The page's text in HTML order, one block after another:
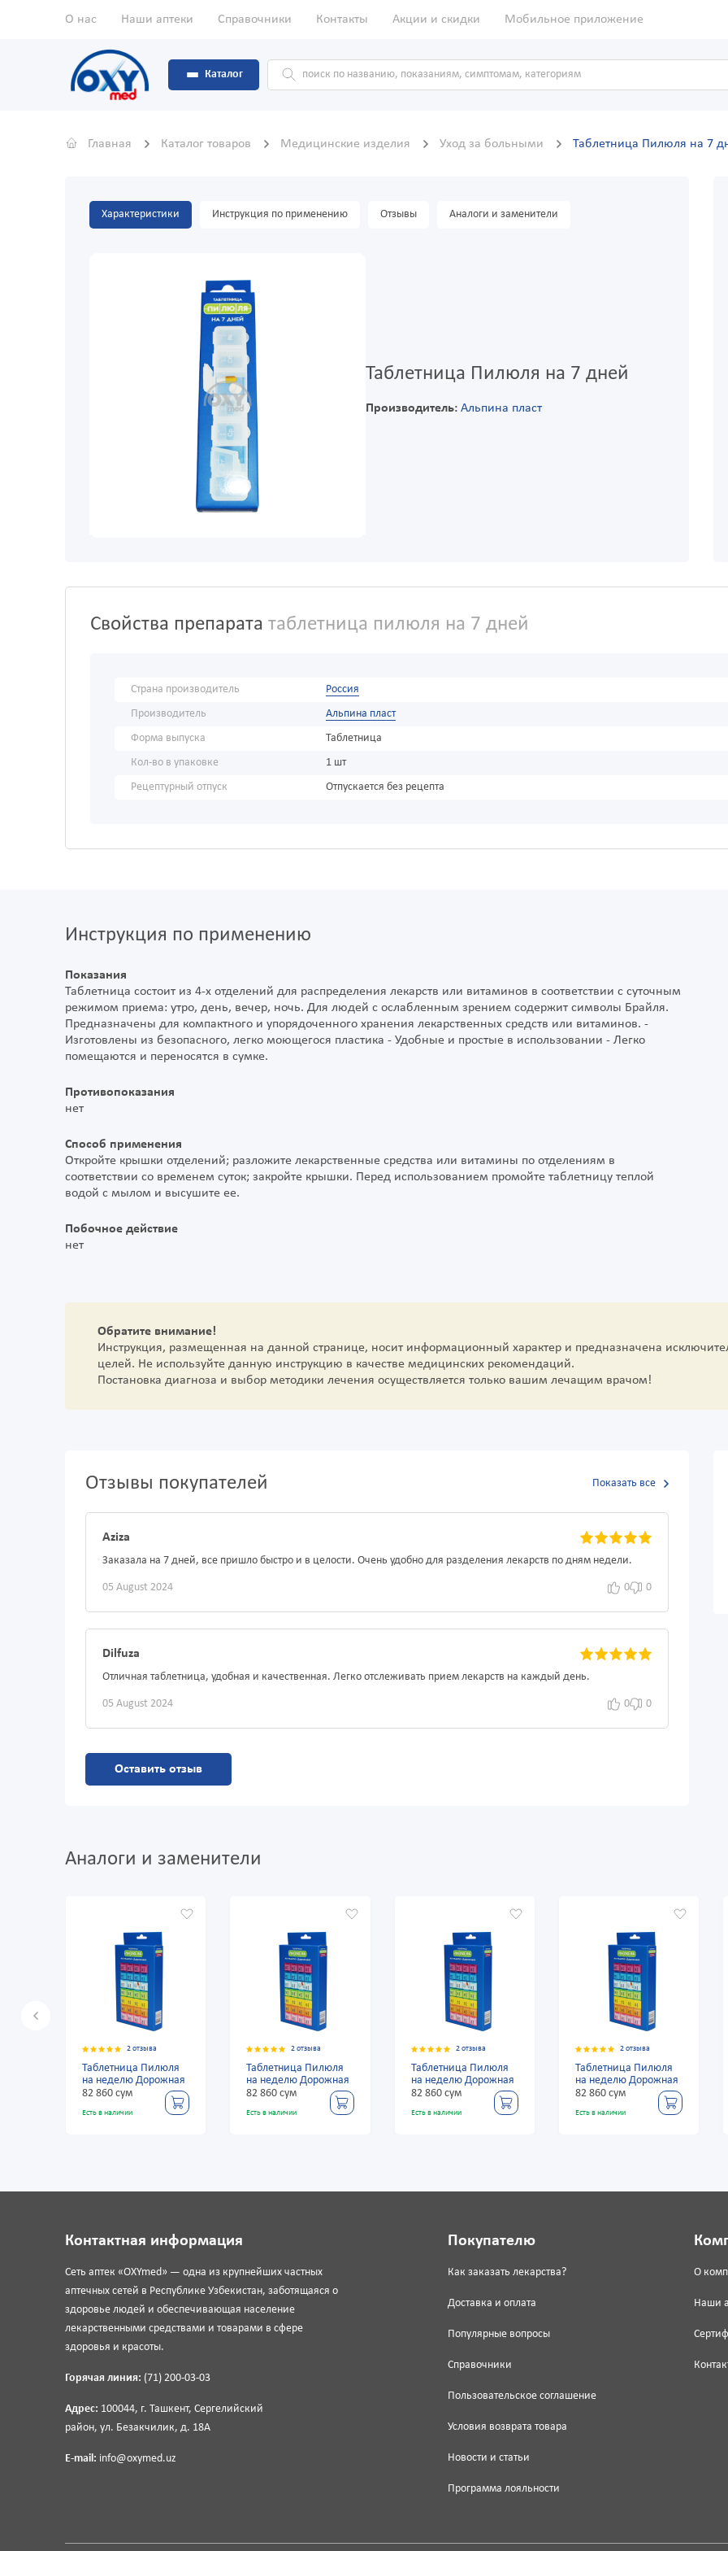
О нас Наши аптеки Справочники Контакты Акции и скидки Мобильное приложение
Каталог
Главная Каталог товаров Медицинские изделия Уход за больными Таблетница Пилюля на 7
Характеристики Инструкция по применению Отзывы Аналоги и заменители
Таблетница Пилюля на 7 дней
Производитель: Альпина пласт
Свойства препарата таблетница пилюля на 7 дней
Страна производитель
Россия
Производитель
Альпина пласт
Форма выпуска
Таблетница
Кол-во в упаковке
1 шт
Рецептурный отпуск
Отпускается без рецепта
Инструкция по применению
Показания
Таблетница состоит из 4-х отделений для распределения лекарств или витаминов в соответствии с суточным
режимом приема: утро, день, вечер, ночь. Для людей с ослабленным зрением содержит символы Брайля.
Предназначены для компактного и упорядоченного хранения лекарственных средств или витаминов. -
Изготовлены из безопасного, легко моющегося пластика - Удобные и простые в использовании - Легко
помещаются и переносятся в сумке.
Противопоказания
нет
Способ применения
Откройте крышки отделений; разложите лекарственные средства или витамины по отделениям в
соответствии со временем суток; закройте крышки. Перед использованием промойте таблетницу теплой
водой с мылом и высушите ее.
Побочное действие
нет
Обратите внимание!
Инструкция, размещенная на данной странице, носит информационный характер и предназначена
целей. Не используйте данную инструкцию в качестве медицинских рекомендаций.
Постановка диагноза и выбор методики лечения осуществляется только вашим лечащим врачом!
Отзывы покупателей Показать все
Aziza
Заказала на 7 дней, все пришло быстро и в целости. Очень удобно для разделения лекарств по дням недели.
05 August 2024 0 0
Dilfuza
Отличная таблетница, удобная и качественная. Легко отслеживать прием лекарств на каждый день.
05 August 2024 0 0
Оставить отзыв
Аналоги и заменители
2 отзыва
Таблетница Пилюля
на неделю Дорожная
82 860 сум
Есть в наличии
2 отзыва
Таблетница Пилюля
на неделю Дорожная
82 860 сум
Есть в наличии
2 отзыва
Таблетница Пилюля
на неделю Дорожная
82 860 сум
Есть в наличии
2 отзыва
Таблетница Пилюля
на неделю Дорожная
82 860 сум
Есть в наличии
Контактная информация
Сеть аптек «OXYmed» — одна из крупнейших частных
аптечных сетей в Республике Узбекистан, заботящаяся о
здоровье людей и обеспечивающая население
лекарственными средствами и товарами в сфере
здоровья и красоты.
Горячая линия: (71) 200-03-03
Адрес: 100044, г. Ташкент, Сергелийский
район, ул. Безакчилик, д. 18А
E-mail: info@oxymed.uz
Покупателю
Как заказать лекарства?
Доставка и оплата
Популярные вопросы
Справочники
Пользовательское соглашение
Условия возврата товара
Новости и статьи
Программа лояльности
О
Наши